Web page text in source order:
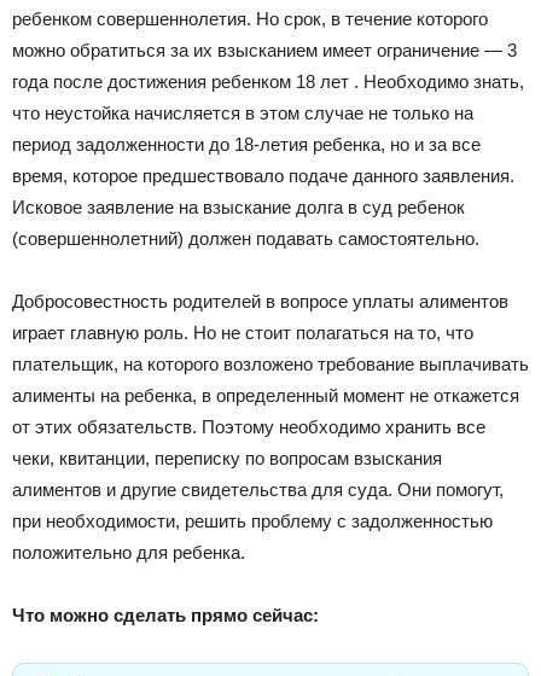
ребенком совершеннолетия. Но срок, в течение которого
можно обратиться за их взысканием имеет ограничение — 3
года после достижения ребенком 18 лет . Необходимо знать,
что неустойка начисляется в этом случае не только на
период задолженности до 18-летия ребенка, но и за все
время, которое предшествовало подаче данного заявления.
Исковое заявление на взыскание долга в суд ребенок
(совершеннолетний) должен подавать самостоятельно.
Добросовестность родителей в вопросе уплаты алиментов
играет главную роль. Но не стоит полагаться на то, что
плательщик, на которого возложено требование выплачивать
алименты на ребенка, в определенный момент не откажется
от этих обязательств. Поэтому необходимо хранить все
чеки, квитанции, переписку по вопросам взыскания
алиментов и другие свидетельства для суда. Они помогут,
при необходимости, решить проблему с задолженностью
положительно для ребенка.
Что можно сделать прямо сейчас: